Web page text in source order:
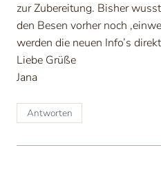
zur Zubereitung. Bisher
den Besen vorher noch
werden die neuen Info’s
Liebe Grüße
Jana
Antworten